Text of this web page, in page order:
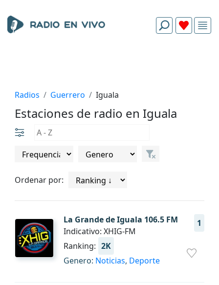
Radios Guerrero Iguala
Estaciones de radio en Iguala
Ordenar por:
La Grande de Iguala 106.5 FM 1
Indicativo: XHIG-FM
Ranking: 2K
Genero: Noticias, Deporte